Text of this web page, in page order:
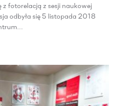
fotorelacją z sesji naukowej
odbyła się 5 listopada 2018